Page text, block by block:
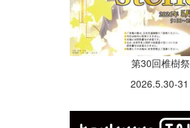
第30回椎樹祭
2026.5.30-31